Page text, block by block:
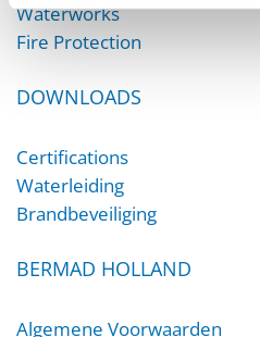
Waterworks
Fire Protection
DOWNLOADS
Certifications
Waterleiding
Brandbeveiliging
BERMAD HOLLAND
Algemene Voorwaarden